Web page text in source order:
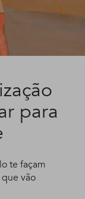
para
te façam
vão